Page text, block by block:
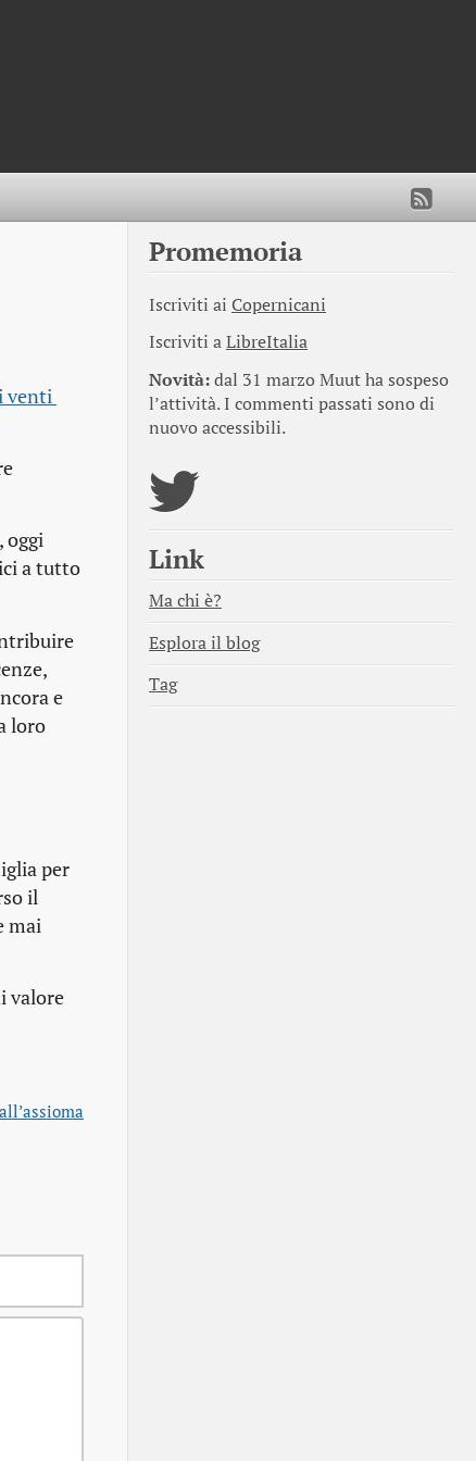
venti
oggi
a tutto
e
loro
per
il
mai
valore
Promemoria
Iscriviti ai Copernicani
Iscriviti aLibreItalia
Novità:dal 31 marzo Muut ha sospeso
l’attività. I commenti passati sono di
nuovo accessibili.
Link
Ma chi è?
Esplora il blog
Tag